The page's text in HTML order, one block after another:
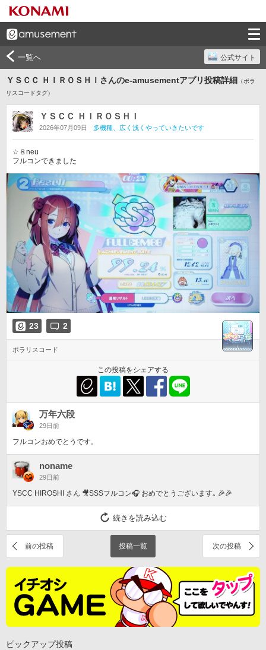
一覧へ 公式サイト
ＹＳＣＣ ＨＩＲＯＳＨＩさんのe-amusementアプリ投稿詳細 （ポラ
リスコードタグ）
ＹＳＣＣ ＨＩＲＯＳＨＩ
2026年07月09日 多機種、広く浅くやっていきたいです
☆８neu
フルコンできました
23 2
ポラリスコード
この投稿をシェアする
万年六段
29日前
フルコンおめでとうです。
noname
29日前
YSCC HIROSHI さん 🎥SSSフルコン🎧 おめでとうございます｡ 🎉🎉
続きを読み込む
前の投稿 投稿一覧 次の投稿
ピックアップ投稿